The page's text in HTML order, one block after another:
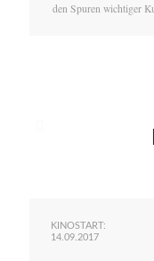
den Spuren wichtiger
KINOSTART:
14.09.2017